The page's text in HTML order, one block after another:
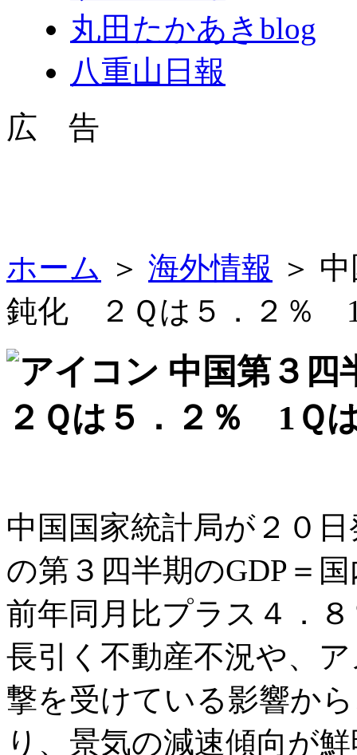
丸田たかあきblog
八重山日報
広 告
ホーム ＞ 海外情報 ＞
鈍化 ２Ｑは５．２％
中国第３
２Ｑは５．２％ 1Ｑ
中国国家統計局が２０
の第３四半期のGDP＝
前年同月比プラス４．
長引く不動産不況や、
撃を受けている影響か
り、景気の減速傾向が